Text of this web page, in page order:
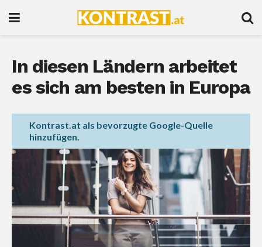
In diesen Ländern arbeitet
es sich am besten in Europa
Kontrast.at als bevorzugte Google-Quelle
hinzufügen.